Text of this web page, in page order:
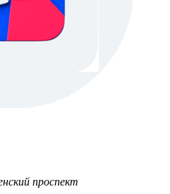
проспект